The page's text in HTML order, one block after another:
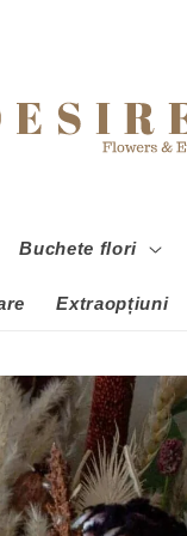
Buchete flori
Extraopțiuni